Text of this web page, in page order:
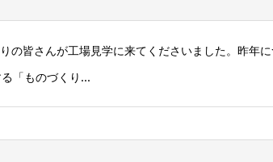
皆さんが工場見学に来てくださいました。昨年
「ものづくり...